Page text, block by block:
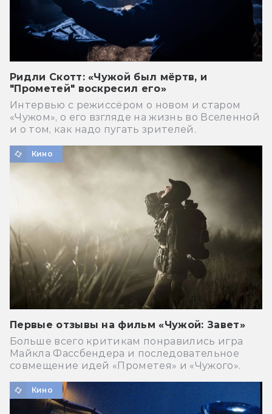
Ридли Скотт: «Чужой был мёртв, и
"Прометей" воскресил его»
Интервью с режиссёром о новом и старом
«Чужом», о его взгляде на жизнь во Вселенной
и о том, как надо пугать зрителей.
Кино
Первые отзывы на фильм «Чужой: Завет»
Больше всего критикам понравились игра
Майкла Фассбендера и последовательное
совмещение идей «Прометея» и «Чужого».
Кино